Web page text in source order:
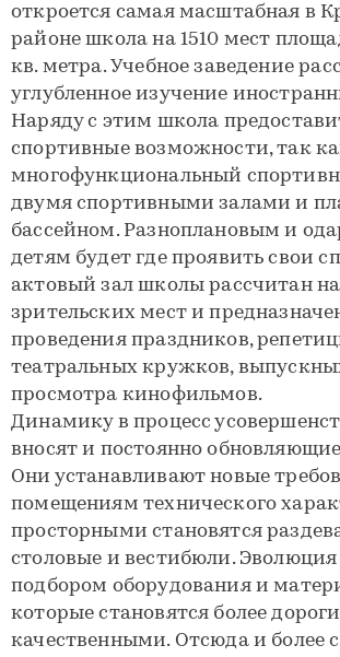
откроется самая масштабная в
районе школа на 1510 мест
кв. метра. Учебное заведение
углубленное изучение
Наряду с этим школа
спортивные возможности, так
многофункциональный
двумя спортивными залами и
бассейном. Разноплановым и
детям будет где проявить свои
актовый зал школы рассчитан
зрительских мест и
проведения праздников,
театральных кружков,
просмотра кинофильмов.
Динамику в процесс
вносят и постоянно
Они устанавливают новые
помещениям технического
просторными становятся
столовые и вестибюли. Эволюция
подбором оборудования и
которые становятся более
качественными. Отсюда и более